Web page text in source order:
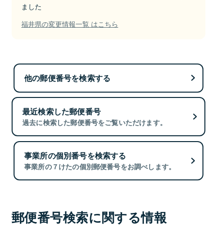
ました
福井県の変更情報一覧 はこちら
他の郵便番号を検索する
最近検索した郵便番号
過去に検索した郵便番号をご覧いただけます。
事業所の個別番号を検索する
事業所の７けたの個別郵便番号をお調べします。
郵便番号検索に関する情報